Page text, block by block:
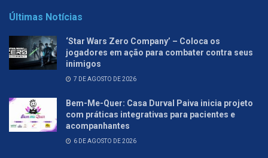
Últimas Notícias
‘Star Wars Zero Company’ – Coloca os
jogadores em ação para combater contra seus
inimigos
7 DE AGOSTO DE 2026
Bem-Me-Quer: Casa Durval Paiva inicia projeto
com práticas integrativas para pacientes e
acompanhantes
6 DE AGOSTO DE 2026